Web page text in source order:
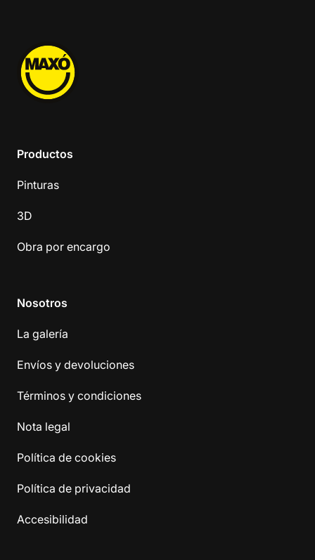
Productos
Pinturas
3D
Obra por encargo
Nosotros
La galería
Envíos y devoluciones
Términos y condiciones
Nota legal
Política de cookies
Política de privacidad
Accesibilidad